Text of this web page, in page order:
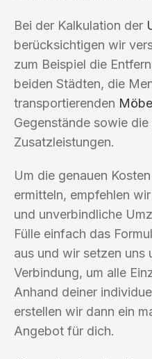
Bei der Kalkulation der
berücksichtigen wir
zum Beispiel die
beiden Städten, die
transportierenden
Gegenstände sowie
Zusatzleistungen.
Um die genauen
ermitteln, empfehlen
und unverbindliche
Fülle einfach das
aus und wir setzen uns
Verbindung, um alle
Anhand deiner
erstellen wir dann ein
Angebot für dich.